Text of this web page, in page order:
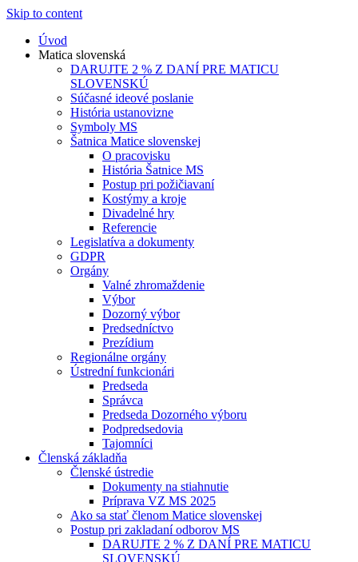
Skip to content
Úvod
Matica slovenská
DARUJTE 2 % Z DANÍ PRE MATICU
SLOVENSKÚ
Súčasné ideové poslanie
História ustanovizne
Symboly MS
Šatnica Matice slovenskej
O pracovisku
História Šatnice MS
Postup pri požičiavaní
Kostýmy a kroje
Divadelné hry
Referencie
Legislatíva a dokumenty
GDPR
Orgány
Valné zhromaždenie
Výbor
Dozorný výbor
Predsedníctvo
Prezídium
Regionálne orgány
Ústrední funkcionári
Predseda
Správca
Predseda Dozorného výboru
Podpredsedovia
Tajomníci
Členská základňa
Členské ústredie
Dokumenty na stiahnutie
Príprava VZ MS 2025
Ako sa stať členom Matice slovenskej
Postup pri zakladaní odborov MS
DARUJTE 2 % Z DANÍ PRE MATICU
SLOVENSKÚ